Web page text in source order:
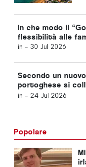
In che modo il
flessibilità alle
in - 30 Jul 2026
Secondo un
portoghese si
Regno Unito e
in - 24 Jul 2026
Popolare